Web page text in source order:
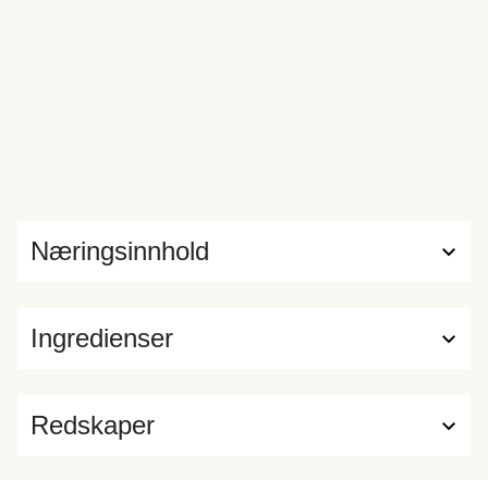
Ingredienser
Næringsinnhold
Redskaper